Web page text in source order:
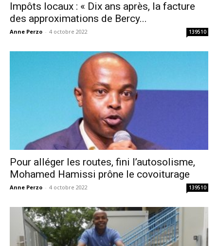
Impôts locaux : « Dix ans après, la facture
des approximations de Bercy...
Anne Perzo - 4 octobre 2022 139510
Pour alléger les routes, fini l’autosolisme,
Mohamed Hamissi prône le covoiturage
Anne Perzo - 4 octobre 2022 139510